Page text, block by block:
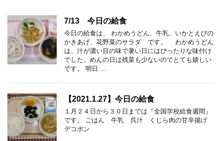
7/13 今日の給食
今日の給食は、 わかめうどん、牛乳、いかとえびの
かきあげ、花野菜のサラダ です。 わかめうどん
は、汁が濃い目の味で暑い日にはぴったりな味付け
でした。めんの日は残菜も少ないのでとても嬉しい
です。 明日 …
【2021.1.27】今日の給食
１月２４日から３０日までは『全国学校給食週間』
です。 ごはん 牛乳 呉汁 くじら肉の甘辛揚げ
デコポン